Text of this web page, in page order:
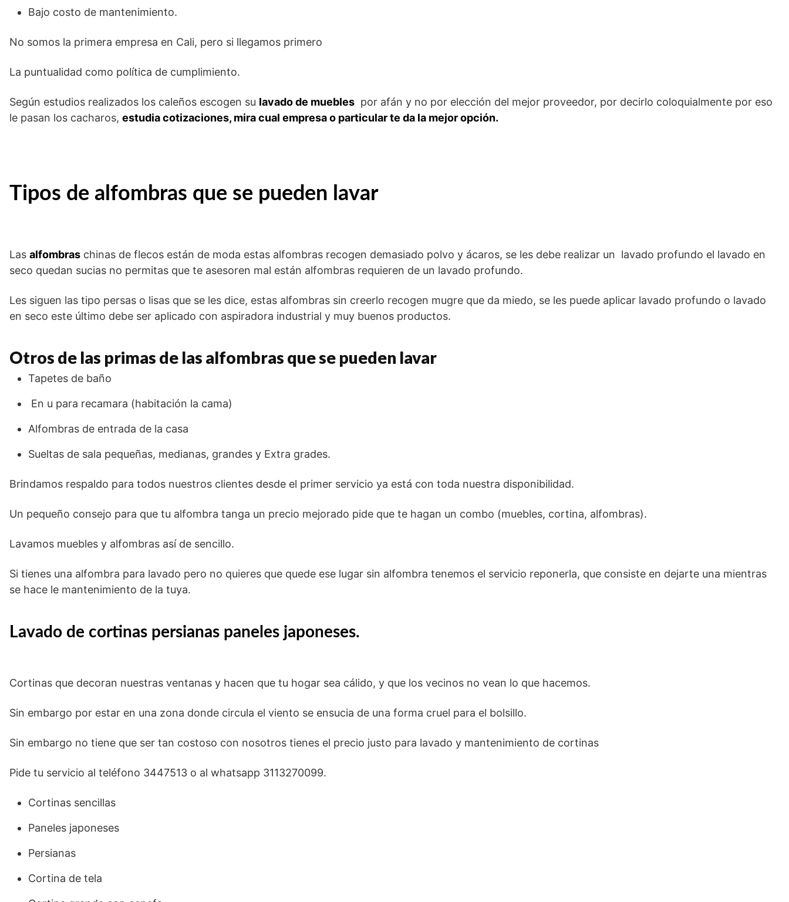
Bajo costo de mantenimiento.
No somos la primera empresa en Cali, pero si llegamos primero
La puntualidad como política de cumplimiento.
Según estudios realizados los caleños escogen su lavado de muebles por afán y no por elección del mejor proveedor, por decirlo coloquialmente por eso
le pasan los cacharos, estudia cotizaciones, mira cual empresa o particular te da la mejor opción.
Tipos de alfombras que se pueden lavar
Las alfombras chinas de flecos están de moda estas alfombras recogen demasiado polvo y ácaros, se les debe realizar un lavado profundo el lavado en
seco quedan sucias no permitas que te asesoren mal están alfombras requieren de un lavado profundo.
Les siguen las tipo persas o lisas que se les dice, estas alfombras sin creerlo recogen mugre que da miedo, se les puede aplicar lavado profundo o lavado
en seco este último debe ser aplicado con aspiradora industrial y muy buenos productos.
Otros de las primas de las alfombras que se pueden lavar
Tapetes de baño
En u para recamara (habitación la cama)
Alfombras de entrada de la casa
Sueltas de sala pequeñas, medianas, grandes y Extra grades.
Brindamos respaldo para todos nuestros clientes desde el primer servicio ya está con toda nuestra disponibilidad.
Un pequeño consejo para que tu alfombra tanga un precio mejorado pide que te hagan un combo (muebles, cortina, alfombras).
Lavamos muebles y alfombras así de sencillo.
Si tienes una alfombra para lavado pero no quieres que quede ese lugar sin alfombra tenemos el servicio reponerla, que consiste en dejarte una mientras
se hace le mantenimiento de la tuya.
Lavado de cortinas persianas paneles japoneses.
Cortinas que decoran nuestras ventanas y hacen que tu hogar sea cálido, y que los vecinos no vean lo que hacemos.
Sin embargo por estar en una zona donde circula el viento se ensucia de una forma cruel para el bolsillo.
Sin embargo no tiene que ser tan costoso con nosotros tienes el precio justo para lavado y mantenimiento de cortinas
Pide tu servicio al teléfono 3447513 o al whatsapp 3113270099.
Cortinas sencillas
Paneles japoneses
Persianas
Cortina de tela